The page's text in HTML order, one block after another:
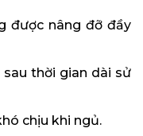
được nâng đỡ đầy
thời gian dài sử
chịu khi ngủ.